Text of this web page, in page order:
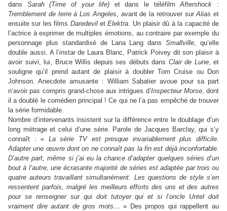
dans Sarah (Time of your life) et dans le téléfilmAftershock :
Tremblement de terre à Los Angeles, avant de la retrouver surAlias et
ensuite sur les films DaredeviletElektra. Un plaisir dû à la capacité de
l’actrice à exprimer de multiples émotions, au contraire par exemple du
personnage plus standardisé de Lana Lang dansSmallville, qu’elle
double aussi. A l’instar de Laura Blanc, Patrick Poivey dit son plaisir à
avoir suivi, lui, Bruce Willis depuis ses débuts dans Clair de Lune, et
souligne qu’il prend autant de plaisir à doubler Tom Cruise ou Don
Johnson. Anecdote amusante : William Sabatier avoue pour sa part
n’avoir pas compris grand-chose aux intrigues d’Inspecteur Morse, dont
il a doublé le comédien principal ! Ce qui ne l’a pas empêché de trouver
la série formidable.
Nombre d’intervenants insistent sur la différence entre le doublage d’un
long métrage et celui d’une série. Parole de Jacques Barclay, qui s’y
connaît : « La série TV est presque invariablement plus difficile.
Adapter une œuvre dont on ne connaît pas la fin est déjà inconfortable.
D’autre part, même si j’ai eu la chance d’adapter quelques séries d’un
bout à l’autre, une écrasante majorité de séries est adaptée par trois ou
quatre auteurs travaillant simultanément. Les questions de style s’en
ressentent parfois, malgré les meilleurs efforts des uns et des autres
pour se renseigner sur qui doit tutoyer qui et si l’oncle Untel doit
vraiment dire autant de gros mots… » Des propos qui rappellent au